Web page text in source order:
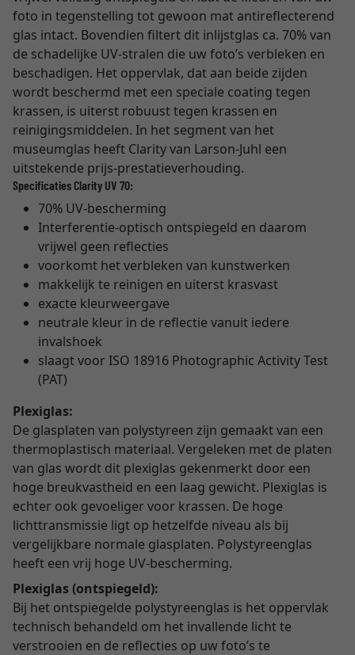
foto in tegenstelling tot gewoon mat antireflecterend
glas intact. Bovendien filtert dit inlijstglas ca. 70% van
de schadelijke UV-stralen die uw foto’s verbleken en
beschadigen. Het oppervlak, dat aan beide zijden
wordt beschermd met een speciale coating tegen
krassen, is uiterst robuust tegen krassen en
reinigingsmiddelen. In het segment van het
museumglas heeft Clarity van Larson-Juhl een
uitstekende prijs-prestatieverhouding.
Specificaties Clarity UV 70:
70% UV-bescherming
Interferentie-optisch ontspiegeld en daarom
vrijwel geen reflecties
voorkomt het verbleken van kunstwerken
makkelijk te reinigen en uiterst krasvast
exacte kleurweergave
neutrale kleur in de reflectie vanuit iedere
invalshoek
slaagt voor ISO 18916 Photographic Activity Test
(PAT)
Plexiglas:
De glasplaten van polystyreen zijn gemaakt van een
thermoplastisch materiaal. Vergeleken met de platen
van glas wordt dit plexiglas gekenmerkt door een
hoge breukvastheid en een laag gewicht. Plexiglas is
echter ook gevoeliger voor krassen. De hoge
lichttransmissie ligt op hetzelfde niveau als bij
vergelijkbare normale glasplaten. Polystyreenglas
heeft een vrij hoge UV-bescherming.
Plexiglas (ontspiegeld):
Bij het ontspiegelde polystyreenglas is het oppervlak
technisch behandeld om het invallende licht te
verstrooien en de reflecties op uw foto’s te